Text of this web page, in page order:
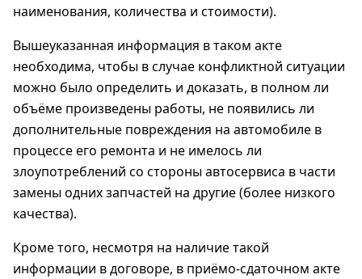
наименования, количества и стоимости).
Вышеуказанная информация в таком акте
необходима, чтобы в случае конфликтной ситуации
можно было определить и доказать, в полном ли
объёме произведены работы, не появились ли
дополнительные повреждения на автомобиле в
процессе его ремонта и не имелось ли
злоупотреблений со стороны автосервиса в части
замены одних запчастей на другие (более низкого
качества).
Кроме того, несмотря на наличие такой
информации в договоре, в приёмо-сдаточном акте